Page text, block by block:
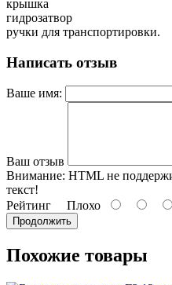
крышка
гидрозатвор
ручки для транспортировки.
Написать отзыв
Ваше имя:
Ваш отзыв
Внимание: HTML не
текст!
Рейтинг Плохо
Продолжить
Похожие товары